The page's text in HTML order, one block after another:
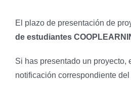
El plazo de presentación de
de estudiantes
Si has presentado un proyecto,
notificación correspondiente